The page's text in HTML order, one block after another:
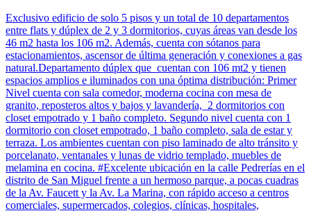
Exclusivo edificio de solo 5 pisos y un total de 10 departamentos
entre flats y dúplex de 2 y 3 dormitorios, cuyas áreas van desde los
46 m2 hasta los 106 m2. Además, cuenta con sótanos para
estacionamientos, ascensor de última generación y conexiones a gas
natural.Departamento dúplex que cuentan con 106 mt2 y tienen
espacios amplios e iluminados con una óptima distribución: Primer
Nivel cuenta con sala comedor, moderna cocina con mesa de
granito, reposteros altos y bajos y lavandería, 2 dormitorios con
closet empotrado y 1 baño completo. Segundo nivel cuenta con 1
dormitorio con closet empotrado, 1 baño completo, sala de estar y
terraza. Los ambientes cuentan con piso laminado de alto tránsito y
porcelanato, ventanales y lunas de vidrio templado, muebles de
melamina en cocina. #Excelente ubicación en la calle Pedrerías en el
distrito de San Miguel frente a un hermoso parque, a pocas cuadras
de la Av. Faucett y la Av. La Marina, con rápido acceso a centros
comerciales, supermercados, colegios, clínicas, hospitales,